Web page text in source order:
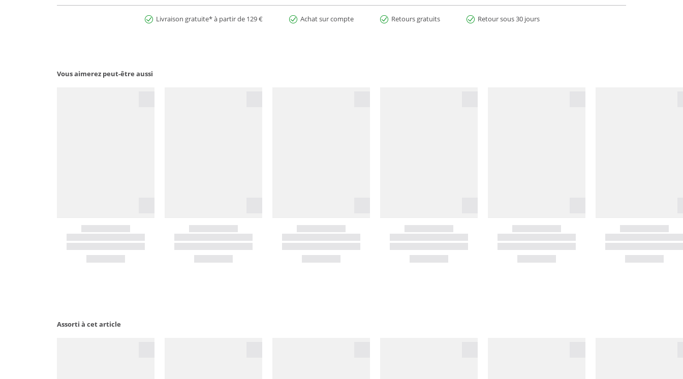
Livraison gratuite* à partir de 129 € Achat sur compte Retours gratuits Retour sous 30 jours
Vous aimerez peut-être aussi
Assorti à cet article